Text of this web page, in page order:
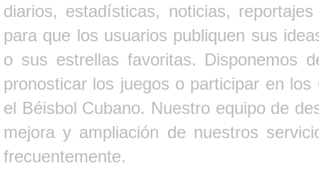
diarios, estadísticas, noticias,
para que los usuarios publiquen sus
o sus estrellas favoritas. Disponemos
pronosticar los juegos o participar en
el Béisbol Cubano. Nuestro equipo de
mejora y ampliación de nuestros
frecuentemente.